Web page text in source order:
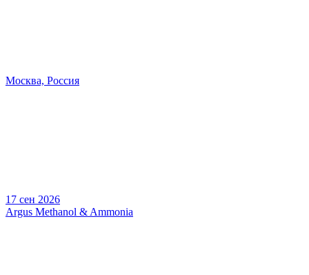
Москва, Россия
17 сен 2026
Argus Methanol & Ammonia